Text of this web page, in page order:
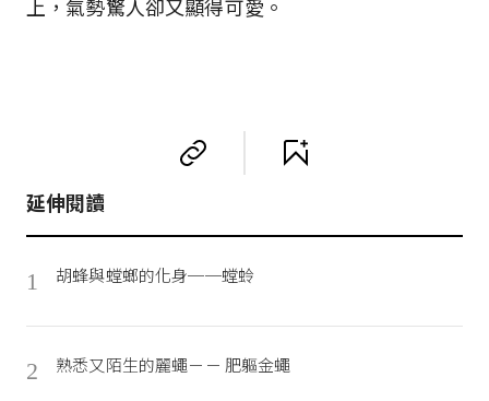
上，氣勢驚人卻又顯得可愛。
延伸閱讀
1 胡蜂與螳螂的化身──螳蛉
2 熟悉又陌生的麗蠅－－ 肥軀金蠅